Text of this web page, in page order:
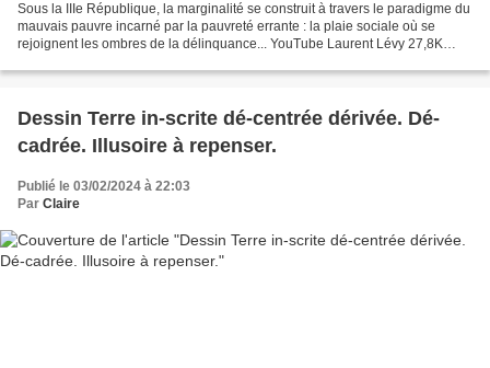
Sous la IIIe République, la marginalité se construit à travers le paradigme du
mauvais pauvre incarné par la pauvreté errante : la plaie sociale où se
rejoignent les ombres de la délinquance... YouTube Laurent Lévy 27,8K
Dessin Terre in-scrite dé-centrée dérivée. Dé-
cadrée. Illusoire à repenser.
Publié le 03/02/2024 à 22:03
Par Claire